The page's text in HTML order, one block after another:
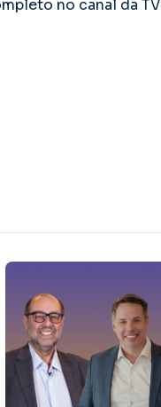
no canal da TV